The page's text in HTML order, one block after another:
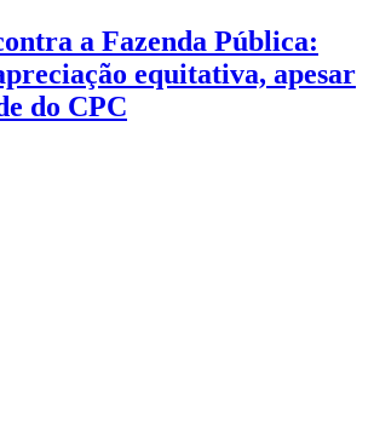
a Fazenda Pública:
equitativa, apesar
do CPC